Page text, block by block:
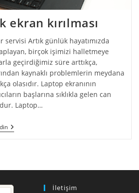
ekran kırılması
servisi Artık günlük hayatımızda
birçok işimizi halletmeye
geçirdiğimiz süre arttıkça,
kaynaklı problemlerin meydana
olasıdır. Laptop ekranının
başlarına sıklıkla gelen can
Laptop…
Notebook
Ekran
İletişim